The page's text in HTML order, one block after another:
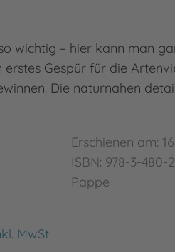
wichtig – hier kann man
erstes Gespür für die
Die naturnahen
Erschienen am:
ISBN: 978-3-480-
Pappe
MwSt